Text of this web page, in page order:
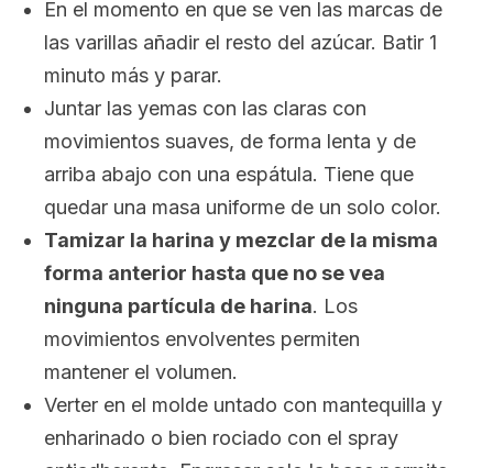
En el momento en que se ven las marcas de
las varillas añadir el resto del azúcar. Batir 1
minuto más y parar.
Juntar las yemas con las claras con
movimientos suaves, de forma lenta y de
arriba abajo con una espátula. Tiene que
quedar una masa uniforme de un solo color.
Tamizar la harina y mezclar de la misma
forma anterior hasta que no se vea
ninguna partícula de harina. Los
movimientos envolventes permiten
mantener el volumen.
Verter en el molde untado con mantequilla y
enharinado o bien rociado con el spray